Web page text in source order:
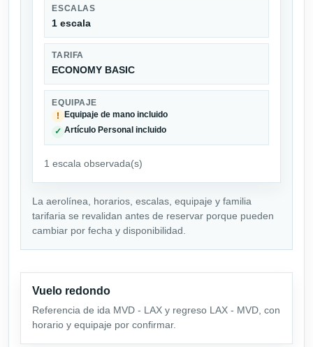
ESCALAS
1 escala
TARIFA
ECONOMY BASIC
EQUIPAJE
!
Equipaje de mano incluido
✓ Artículo Personal incluido
1 escala observada(s)
La aerolínea, horarios, escalas, equipaje y familia
tarifaria se revalidan antes de reservar porque pueden
cambiar por fecha y disponibilidad.
Vuelo redondo
Referencia de ida MVD - LAX y regreso LAX - MVD, con
horario y equipaje por confirmar.